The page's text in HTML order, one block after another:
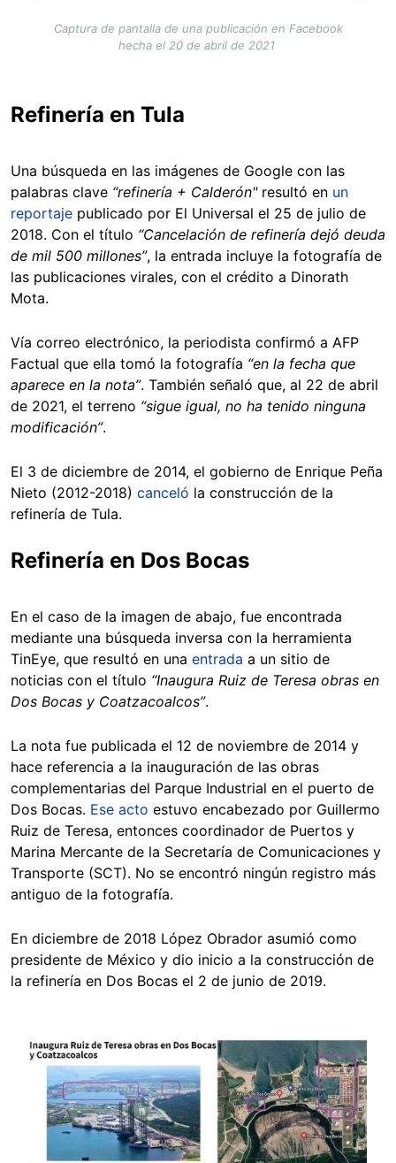
Captura de pantalla de una publicación en Facebook
hecha el 20 de abril de 2021
Refinería en Tula
Una búsqueda en las imágenes de Google con las
palabras clave “refinería + Calderón"resultó en un
reportaje publicado por El Universal el 25 de julio de
2018. Con el título “Cancelación de refinería dejó deuda
de mil 500 millones”, la entrada incluye la fotografía de
las publicaciones virales, con el crédito a Dinorath
Mota.
Vía correo electrónico, la periodista confirmó a AFP
Factual que ella tomó la fotografía “en la fecha que
aparece en la nota”. También señaló que, al 22 de abril
de 2021, el terreno “sigue igual, no ha tenido ninguna
modificación”.
El 3 de diciembre de 2014, el gobierno de Enrique Peña
Nieto (2012-2018) canceló la construcción de la
refinería de Tula.
Refinería en Dos Bocas
En el caso de la imagen de abajo, fue encontrada
mediante una búsqueda inversa con la herramienta
TinEye, que resultó en una entrada a un sitio de
noticias con el título “Inaugura Ruiz de Teresa obras en
Dos Bocas y Coatzacoalcos”.
La nota fue publicada el 12 de noviembre de 2014 y
hace referencia a la inauguración de las obras
complementarias del Parque Industrial en el puerto de
Dos Bocas. Ese acto estuvo encabezado por Guillermo
Ruiz de Teresa, entonces coordinador de Puertos y
Marina Mercante de la Secretaría de Comunicaciones y
Transporte (SCT). No se encontró ningún registro más
antiguo de la fotografía.
En diciembre de 2018 López Obrador asumió como
presidente de México y dio inicio a la construcción de
la refinería en Dos Bocas el 2 de junio de 2019.
Image